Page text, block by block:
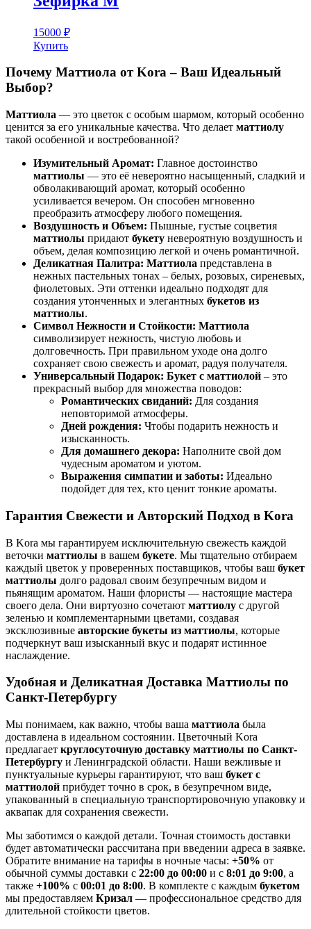
15000 ₽
Купить
Почему Маттиола от Kora – Ваш Идеальный
Выбор?
Маттиола — это цветок с особым шармом, который особенно
ценится за его уникальные качества. Что делает маттиолу
такой особенной и востребованной?
Изумительный Аромат: Главное достоинство
маттиолы — это её невероятно насыщенный, сладкий и
обволакивающий аромат, который особенно
усиливается вечером. Он способен мгновенно
преобразить атмосферу любого помещения.
Воздушность и Объем: Пышные, густые соцветия
маттиолы придают букету невероятную воздушность и
объем, делая композицию легкой и очень романтичной.
Деликатная Палитра: Маттиола представлена в
нежных пастельных тонах – белых, розовых, сиреневых,
фиолетовых. Эти оттенки идеально подходят для
создания утонченных и элегантных букетов из
маттиолы.
Символ Нежности и Стойкости: Маттиола
символизирует нежность, чистую любовь и
долговечность. При правильном уходе она долго
сохраняет свою свежесть и аромат, радуя получателя.
Универсальный Подарок: Букет с маттиолой – это
прекрасный выбор для множества поводов:
Романтических свиданий: Для создания
неповторимой атмосферы.
Дней рождения: Чтобы подарить нежность и
изысканность.
Для домашнего декора: Наполните свой дом
чудесным ароматом и уютом.
Выражения симпатии и заботы: Идеально
подойдет для тех, кто ценит тонкие ароматы.
Гарантия Свежести и Авторский Подход в Kora
В Kora мы гарантируем исключительную свежесть каждой
веточки маттиолы в вашем букете. Мы тщательно отбираем
каждый цветок у проверенных поставщиков, чтобы ваш букет
маттиолы долго радовал своим безупречным видом и
пьянящим ароматом. Наши флористы — настоящие мастера
своего дела. Они виртуозно сочетают маттиолу с другой
зеленью и комплементарными цветами, создавая
эксклюзивные авторские букеты из маттиолы, которые
подчеркнут ваш изысканный вкус и подарят истинное
наслаждение.
Удобная и Деликатная Доставка Маттиолы по
Санкт-Петербургу
Мы понимаем, как важно, чтобы ваша маттиола была
доставлена в идеальном состоянии. Цветочный Kora
предлагает круглосуточную доставку маттиолы по Санкт-
Петербургу и Ленинградской области. Наши вежливые и
пунктуальные курьеры гарантируют, что ваш букет с
маттиолой прибудет точно в срок, в безупречном виде,
упакованный в специальную транспортировочную упаковку и
аквапак для сохранения свежести.
Мы заботимся о каждой детали. Точная стоимость доставки
будет автоматически рассчитана при введении адреса в заявке.
Обратите внимание на тарифы в ночные часы: +50% от
обычной суммы доставки с 22:00 до 00:00 и с 8:01 до 9:00, а
также +100% с 00:01 до 8:00. В комплекте с каждым букетом
мы предоставляем Кризал — профессиональное средство для
длительной стойкости цветов.